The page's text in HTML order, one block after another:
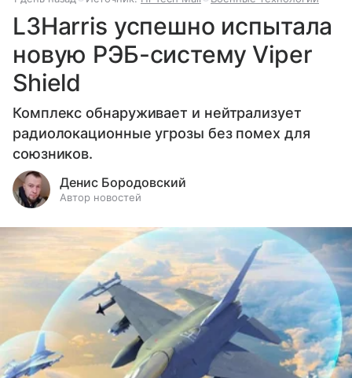
L3Harris успешно испытала
новую РЭБ-систему Viper
Shield
Комплекс обнаруживает и нейтрализует
радиолокационные угрозы без помех для
союзников.
Денис Бородовский
Автор новостей